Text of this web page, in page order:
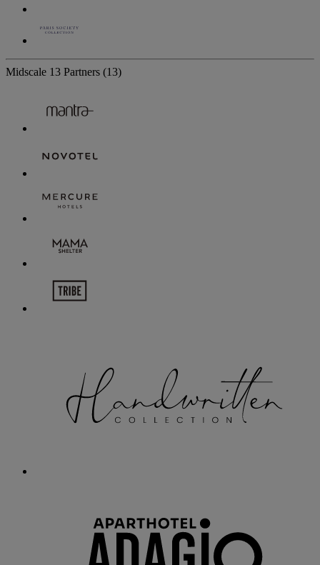
Midscale 13 Partners (13)